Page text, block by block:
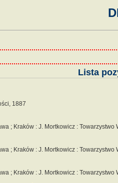
Lista
1887
; Kraków : J. Mortkowicz :
; Kraków : J. Mortkowicz :
; Kraków : J. Mortkowicz :